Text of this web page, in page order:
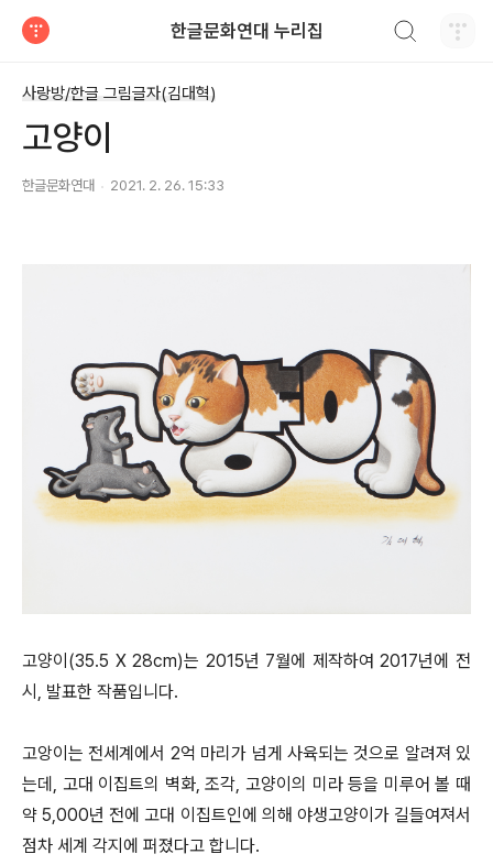
한글문화연대 누리집
사랑방/한글 그림글자(김대혁)
고양이
한글문화연대 2021. 2. 26. 15:33
고양이(35.5 X 28cm)는 2015년 7월에 제작하여 2017년에 전
시, 발표한 작품입니다.
고앙이는 전세계에서 2억 마리가 넘게 사육되는 것으로 알려져 있
는데, 고대 이집트의 벽화, 조각, 고양이의 미라 등을 미루어 볼 때
약 5,000년 전에 고대 이집트인에 의해 야생고양이가 길들여져서
점차 세계 각지에 퍼졌다고 합니다.